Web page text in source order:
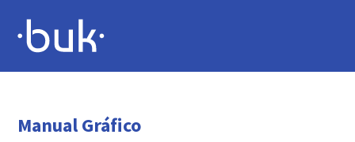
Manual Gráfico